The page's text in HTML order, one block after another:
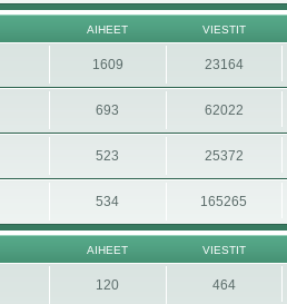
AIHEET VIESTIT
1609 23164
693 62022
523 25372
534 165265
AIHEET VIESTIT
120 464